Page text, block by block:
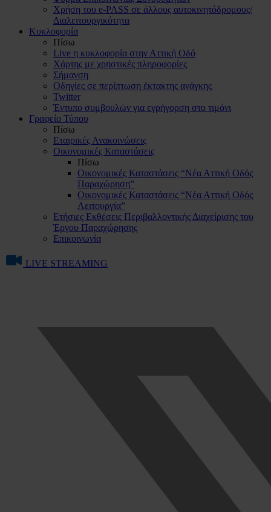
Χρήση του e-PASS σε άλλους αυτοκινητόδρομους/
Διαλειτουργικότητα
Κυκλοφορία
Πίσω
Live η κυκλοφορία στην Αττική Οδό
Χάρτης με χρηστικές πληροφορίες
Σήμανση
Οδηγίες σε περίπτωση έκτακτης ανάγκης
Twitter
Έντυπο συμβουλών για εγρήγορση στο τιμόνι
Γραφείο Τύπου
Πίσω
Εταιρικές Ανακοινώσεις
Οικονομικές Καταστάσεις
Πίσω
Οικονομικές Καταστάσεις “Νέα Αττική Οδός
Παραχώρηση”
Οικονομικές Καταστάσεις “Νέα Αττική Οδός
Λειτουργία”
Ετήσιες Εκθέσεις Περιβαλλοντικής Διαχείρισης του
Έργου Παραχώρησης
Επικοινωνία
LIVE STREAMING